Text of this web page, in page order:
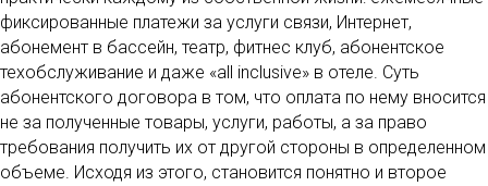
фиксированные платежи за услуги связи, Интернет,
абонемент в бассейн, театр, фитнес клуб, абонентское
техобслуживание и даже «all inclusive» в отеле. Суть
абонентского договора в том, что оплата по нему вносится
не за полученные товары, услуги, работы, а за право
требования получить их от другой стороны в определенном
объеме. Исходя из этого, становится понятно и второе